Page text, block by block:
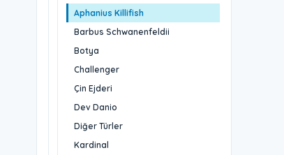
Aphanius Killifish
Barbus Schwanenfeldii
Botya
Challenger
Çin Ejderi
Dev Danio
Diğer Türler
Kardinal